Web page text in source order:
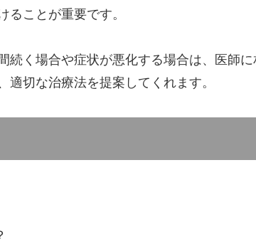
ことが重要です。
続く場合や症状が悪化する場合は、医師に
切な治療法を提案してくれます。